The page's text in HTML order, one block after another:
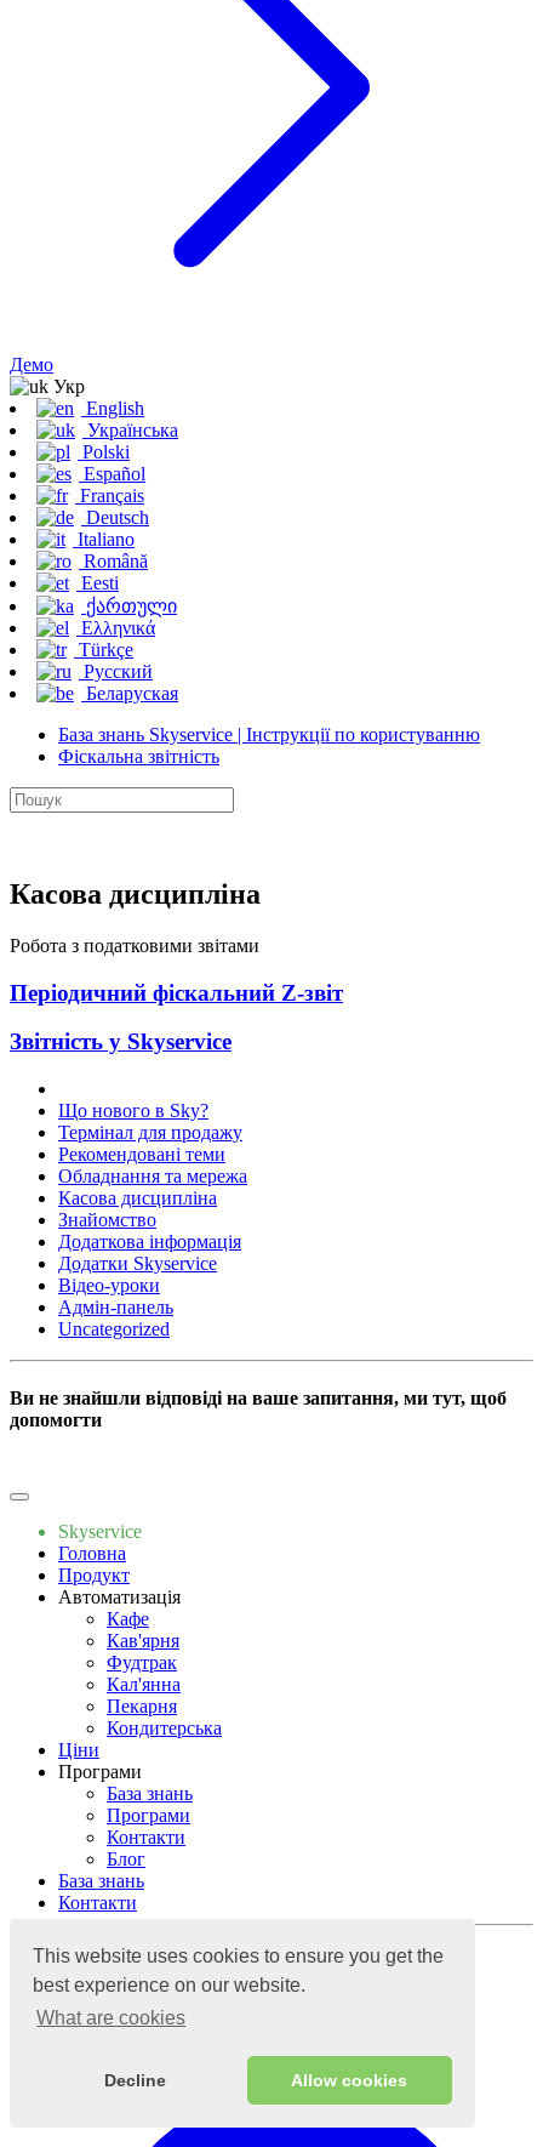
This website uses cookies to ensure you get the
best experience on our website.
What are cookies
Decline Allow cookies
Демо
Укр
English
Українська
Polski
Español
Français
Deutsch
Italiano
Română
Eesti
ქართული
Ελληνικά
Türkçe
Русский
Беларуская
База знань Skyservice | Інструкції по користуванню
Фіскальна звітність
Касова дисципліна
Робота з податковими звітами
Періодичний фіскальний Z-звіт
Звітність у Skyservice
Що нового в Sky?
Термінал для продажу
Рекомендовані теми
Обладнання та мережа
Касова дисципліна
Знайомство
Додаткова інформація
Додатки Skyservice
Відео-уроки
Адмін-панель
Uncategorized
Ви не знайшли відповіді на ваше запитання, ми тут, щоб
допомогти
Skyservice
Головна
Продукт
Автоматизація
Кафе
Кав'ярня
Фудтрак
Кал'янна
Пекарня
Кондитерська
Ціни
Програми
База знань
Програми
Контакти
Блог
База знань
Контакти
УВІЙТИ
Хмарна система обліку